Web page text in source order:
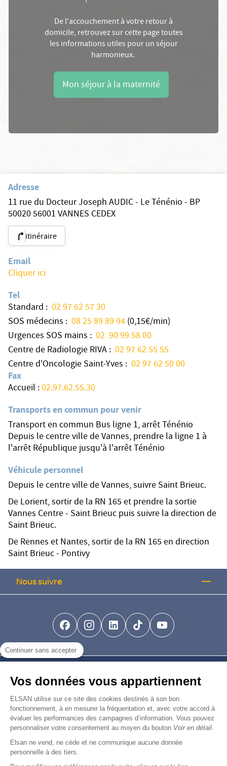
Continuer sans accepter
Vos données vous appartiennent
ELSAN utilise sur ce site des cookies destinés à son bon
fonctionnement, à en mesurer la fréquentation et, avec votre accord à
évaluer les performances des campagnes d’information. Vous pouvez
personnaliser votre consentement au moyen du bouton Voir en détail
Elsan ne vend, ne cède et ne communique aucune donnée
personnelle à des tiers.
De l'accouchement à votre retour à
domicile, retrouvez sur cette page toutes
les informations utiles pour un séjour
harmonieux.
Mon séjour à la maternité
Adresse
11 rue du Docteur Joseph AUDIC - Le Ténénio - BP
50020 56001 VANNES CEDEX
itinéraire
Email
Cliquer ici
Tel
Standard : 02 97 62 57 30
SOS médecins : 08 25 89 89 94(0,15€/min)
Urgences SOS mains : 02 90 99 58 00
Centre de Radiologie RIVA : 02 97 62 55 55
Centre d'Oncologie Saint-Yves : 02 97 62 50 00
Fax
Accueil :02.97.62.55.30
Transports en commun pour venir
Transport en commun Bus ligne 1, arrêt Ténénio
Depuis le centre ville de Vannes, prendre la ligne 1 à
l'arrêt République jusqu'à l'arrêt Ténénio
Véhicule personnel
Depuis le centre ville de Vannes, suivre Saint Brieuc.
De Lorient, sortir de la RN 165 et prendre la sortie
Vannes Centre - Saint Brieuc puis suivre la direction de
Saint Brieuc.
De Rennes et Nantes, sortir de la RN 165 en direction
Saint Brieuc - Pontivy
Nous suivre
facebook-brands
instagramlinkedin-brands
tiktok-brands
youtube
Nous rejoindre
Devenir fournisseur
© Copyright 2026 Elsan
Mentions Légales-Données personnelles